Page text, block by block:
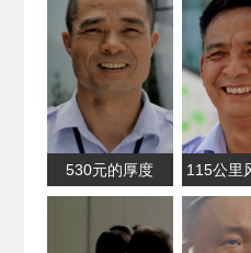
530元的厚度 115公里